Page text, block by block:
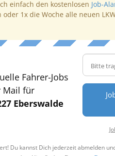
einfach den kostenlosen Job-
1x die Woche alle neuen
Fahrer-Jobs
Mail für
Eberswalde
Du kannst Dich jederzeit abmelden